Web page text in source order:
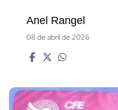
Anel Rangel
08 de abril de 2026